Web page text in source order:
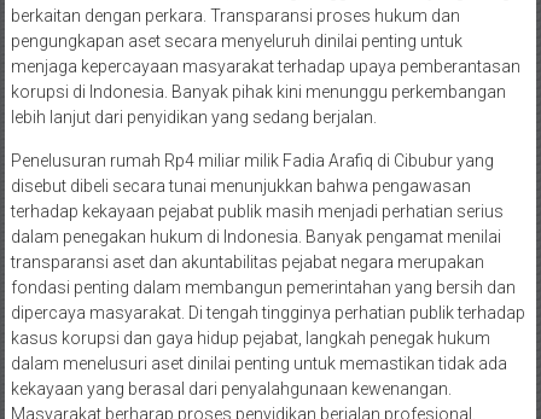
berkaitan dengan perkara. Transparansi proses hukum dan
pengungkapan aset secara menyeluruh dinilai penting untuk
menjaga kepercayaan masyarakat terhadap upaya pemberantasan
korupsi di Indonesia. Banyak pihak kini menunggu perkembangan
lebih lanjut dari penyidikan yang sedang berjalan.
Penelusuran rumah Rp4 miliar milik Fadia Arafiq di Cibubur yang
disebut dibeli secara tunai menunjukkan bahwa pengawasan
terhadap kekayaan pejabat publik masih menjadi perhatian serius
dalam penegakan hukum di Indonesia. Banyak pengamat menilai
transparansi aset dan akuntabilitas pejabat negara merupakan
fondasi penting dalam membangun pemerintahan yang bersih dan
dipercaya masyarakat. Di tengah tingginya perhatian publik terhadap
kasus korupsi dan gaya hidup pejabat, langkah penegak hukum
dalam menelusuri aset dinilai penting untuk memastikan tidak ada
kekayaan yang berasal dari penyalahgunaan kewenangan.
Masyarakat berharap proses penyidikan berjalan profesional,